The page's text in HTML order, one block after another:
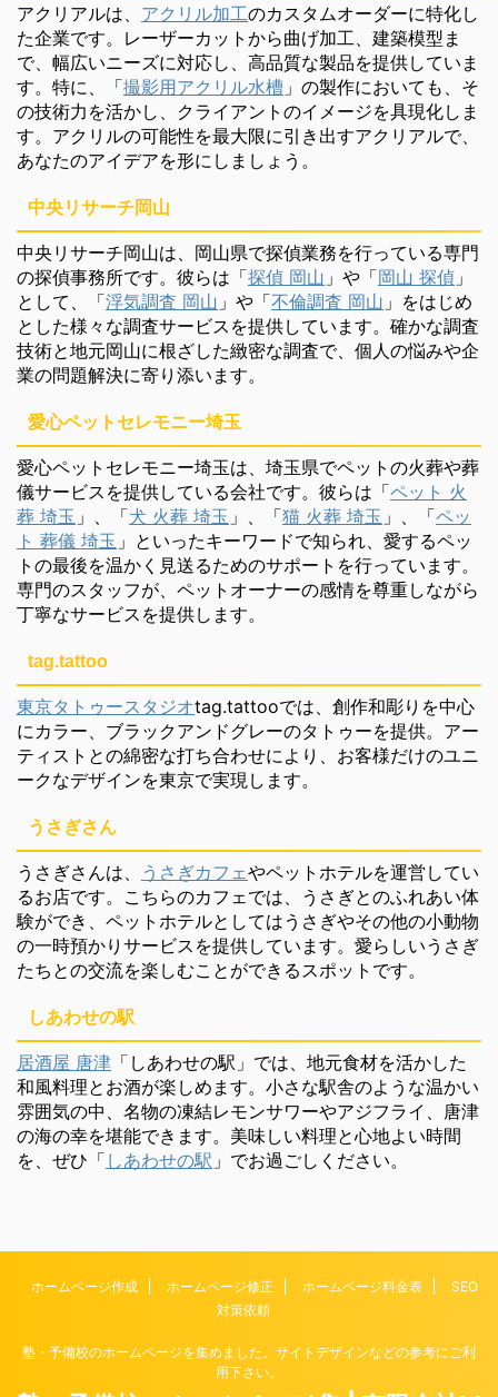
アクリアルは、 アクリル加工のカスタムオーダーに特化し
た企業です。レーザーカットから曲げ加工、建築模型ま
で、幅広いニーズに対応し、高品質な製品を提供していま
す。特に、「撮影用アクリル水槽 」の製作においても、そ
の技術力を活かし、クライアントのイメージを具現化しま
す。アクリルの可能性を最大限に引き出すアクリアルで、
あなたのアイデアを形にしましょう。
中央リサーチ岡山
中央リサーチ岡山は、岡山県で探偵業務を行っている専門
の探偵事務所です。彼らは「探偵 岡山 」や「岡山 探偵 」
として、「浮気調査 岡山 」や「不倫調査 岡山 」をはじめ
とした様々な調査サービスを提供しています。確かな調査
技術と地元岡山に根ざした緻密な調査で、個人の悩みや企
業の問題解決に寄り添います。
愛心ペットセレモニー埼玉
愛心ペットセレモニー埼玉は、埼玉県でペットの火葬や葬
儀サービスを提供している会社です。彼らは「ペット 火
葬 埼玉 」、「犬 火葬 埼玉 」、「猫 火葬 埼玉 」、「ペッ
ト 葬儀 埼玉 」といったキーワードで知られ、愛するペッ
トの最後を温かく見送るためのサポートを行っています。
専門のスタッフが、ペットオーナーの感情を尊重しながら
丁寧なサービスを提供します。
tag.tattoo
東京タトゥースタジオtag.tattooでは、創作和彫りを中心
にカラー、ブラックアンドグレーのタトゥーを提供。アー
ティストとの綿密な打ち合わせにより、お客様だけのユニ
ークなデザインを東京で実現します。
うさぎさん
うさぎさんは、 うさぎカフェやペットホテルを運営してい
るお店です。こちらのカフェでは、うさぎとのふれあい体
験ができ、ペットホテルとしてはうさぎやその他の小動物
の一時預かりサービスを提供しています。愛らしいうさぎ
たちとの交流を楽しむことができるスポットです。
しあわせの駅
居酒屋 唐津 「しあわせの駅」では、地元食材を活かした
和風料理とお酒が楽しめます。小さな駅舎のような温かい
雰囲気の中、名物の凍結レモンサワーやアジフライ、唐津
の海の幸を堪能できます。美味しい料理と心地よい時間
を、ぜひ「 しあわせの駅 」でお過ごしください。
ホームページ作成 ホームページ修正 ホームページ料金表
SEO
対策依頼
塾・予備校のホームページを集めました。サイトデザインなどの参考にご利
用下さい。